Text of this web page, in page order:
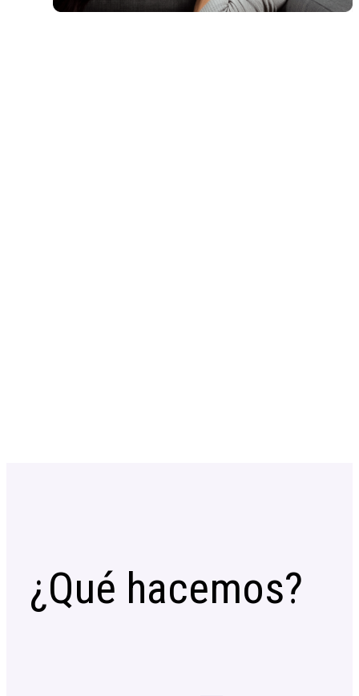
¿Qué hacemos?